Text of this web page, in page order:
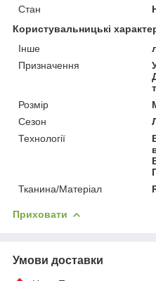
Стан
Користувальницькі
Інше
Призначення
Розмір
Сезон
Технології
Тканина/Матеріал
Приховати
Умови доставки